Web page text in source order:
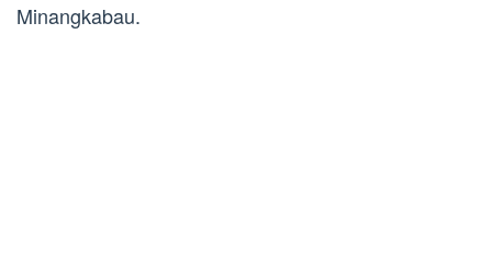
Minangkabau.